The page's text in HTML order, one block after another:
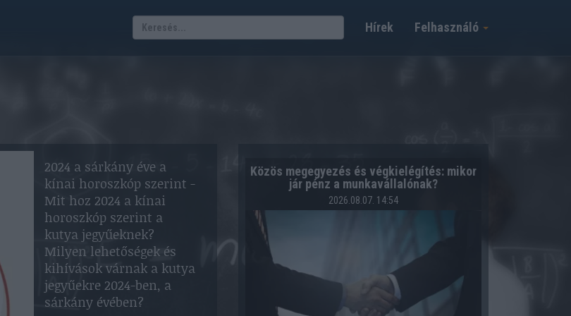
Felhasználó
Hírek
2024 a sárkány éve a
kínai horoszkóp szerint -
Mit hoz 2024 a kínai
horoszkóp szerint a
kutya jegyűeknek?
Milyen lehetőségek és
kihívások várnak a kutya
jegyűekre 2024-ben, a
sárkány évében?
Közös megegyezés és végkielégítés: mikor
jár pénz a munkavállalónak?
2026.08.07. 14:54